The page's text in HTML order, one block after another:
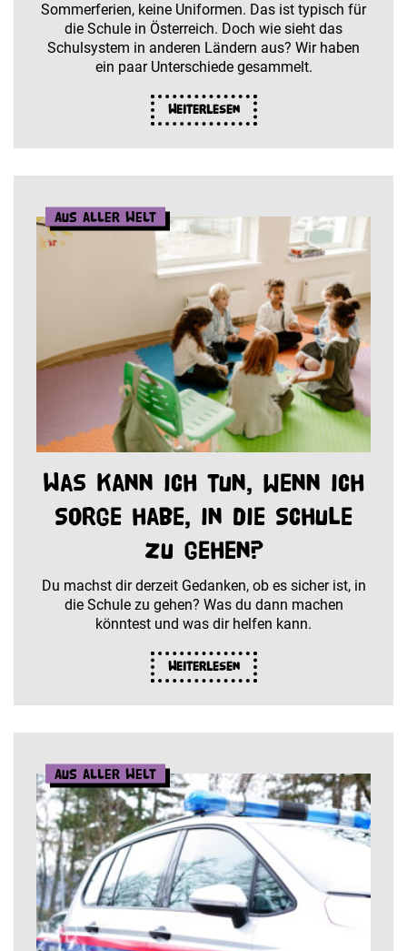
Sommerferien, keine Uniformen. Das ist typisch für
die Schule in Österreich. Doch wie sieht das
Schulsystem in anderen Ländern aus? Wir haben
ein paar Unterschiede gesammelt.
Weiterlesen
Aus aller Welt
Was kann ich tun, wenn ich
Sorge habe, in die Schule
zu gehen?
Du machst dir derzeit Gedanken, ob es sicher ist, in
die Schule zu gehen? Was du dann machen
könntest und was dir helfen kann.
Weiterlesen
Aus aller Welt